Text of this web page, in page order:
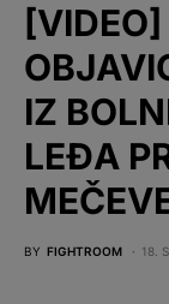
IZ
LEĐA
BY FIGHTROOM 18.